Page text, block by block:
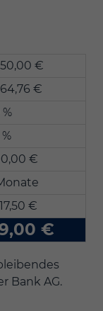
€
€
€
€
€
Bank AG.